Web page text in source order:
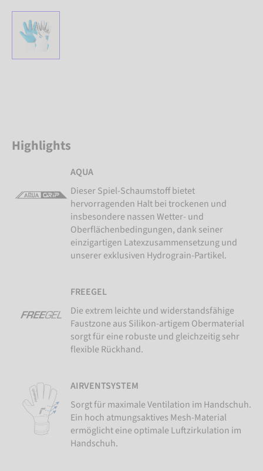
Highlights
AQUA
Dieser Spiel-Schaumstoff bietet
hervorragenden Halt bei trockenen und
insbesondere nassen Wetter- und
Oberflächenbedingungen, dank seiner
einzigartigen Latexzusammensetzung und
unserer exklusiven Hydrograin-Partikel.
FREEGEL
Die extrem leichte und widerstandsfähige
Faustzone aus Silikon-artigem Obermaterial
sorgt für eine robuste und gleichzeitig sehr
flexible Rückhand.
AIRVENTSYSTEM
Sorgt für maximale Ventilation im Handschuh.
Ein hoch atmungsaktives Mesh-Material
ermöglicht eine optimale Luftzirkulation im
Handschuh.